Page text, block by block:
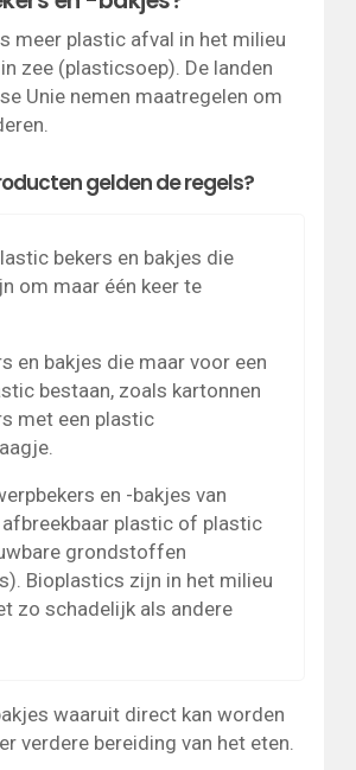
meer plastic afval in het milieu
zee (plasticsoep). De landen
Unie nemen maatregelen om
gelden de regels?
bekers en bakjes die
om maar één keer te
en bakjes die maar voor een
bestaan, zoals kartonnen
met een plastic
en -bakjes van
plastic of plastic
grondstoffen
Bioplastics zijn in het milieu
zo schadelijk als andere
waaruit direct kan worden
verdere bereiding van het eten.